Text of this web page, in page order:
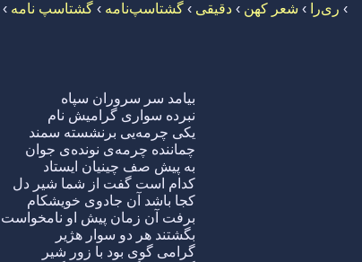
› ری‌را › شعر کهن › دقیقی › گشتاسپ‌نامه › گشتاسپ نامه ›
بیامد سر سروران سپاه
نبرده سواری گرامیش نام
یکی چرمه‌یی برنشسته سمند
چماننده چرمه‌ی نونده‌ی جوان
به پیش صف چینیان ایستاد
کدام است گفت از شما شیر دل
کجا باشد آن جادوی خویشکام
برفت آن زمان پیش او نامخواست
بگشتند هر دو سوار هژیر
گرامی گوی بود با زور شیر